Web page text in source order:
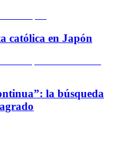
católica en Japón
la búsqueda